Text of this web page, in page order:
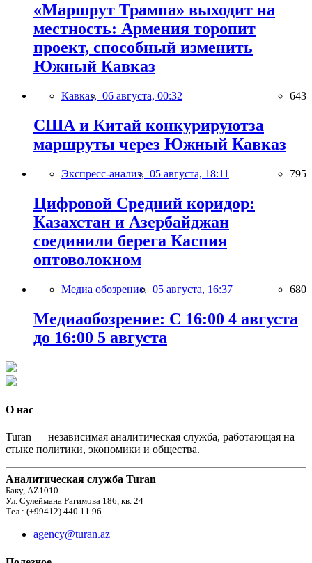
«Маршрут Трампа» выходит на
местность: Армения торопит
проект, способный изменить
Южный Кавказ
Кавказ, 06 августа, 00:32 643
США и Китай конкурируютза
маршруты через Южный Кавказ
Экспресс-анализ, 05 августа, 18:11 795
Цифровой Средний коридор:
Казахстан и Азербайджан
соединили берега Каспия
оптоволокном
Медиа обозрение, 05 августа, 16:37 680
Медиаобозрение: С 16:00 4 августа
до 16:00 5 августа
О нас
Turan — независимая аналитическая служба, работающая на
стыке политики, экономики и общества.
Аналитическая служба Turan
Баку, AZ1010
Ул. Сулеймана Рагимова 186, кв. 24
Тел.: (+99412) 440 11 96
agency@turan.az